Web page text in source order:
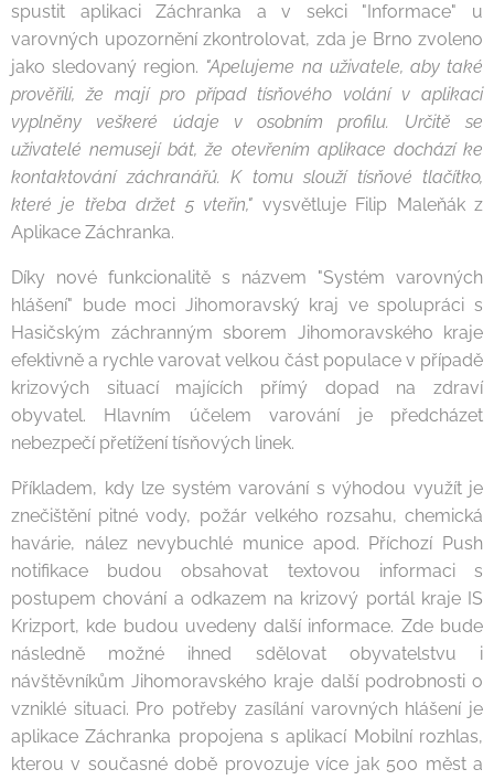
spustit aplikaci Záchranka a v sekci "Informace" u
varovných upozornění zkontrolovat, zda je Brno zvoleno
jako sledovaný region. "Apelujeme na uživatele, aby také
prověřili, že mají pro případ tísňového volání v aplikaci
vyplněny veškeré údaje v osobním profilu. Určitě se
uživatelé nemusejí bát, že otevřením aplikace dochází ke
kontaktování záchranářů. K tomu slouží tísňové tlačítko,
které je třeba držet 5 vteřin," vysvětluje Filip Maleňák z
Aplikace Záchranka.
Díky nové funkcionalitě s názvem "Systém varovných
hlášení" bude moci Jihomoravský kraj ve spolupráci s
Hasičským záchranným sborem Jihomoravského kraje
efektivně a rychle varovat velkou část populace v případě
krizových situací majících přímý dopad na zdraví
obyvatel. Hlavním účelem varování je předcházet
nebezpečí přetížení tísňových linek.
Příkladem, kdy lze systém varování s výhodou využít je
znečištění pitné vody, požár velkého rozsahu, chemická
havárie, nález nevybuchlé munice apod. Příchozí Push
notifikace budou obsahovat textovou informaci s
postupem chování a odkazem na krizový portál kraje IS
Krizport, kde budou uvedeny další informace. Zde bude
následně možné ihned sdělovat obyvatelstvu i
návštěvníkům Jihomoravského kraje další podrobnosti o
vzniklé situaci. Pro potřeby zasílání varovných hlášení je
aplikace Záchranka propojena s aplikací Mobilní rozhlas,
kterou v současné době provozuje více jak 500 měst a